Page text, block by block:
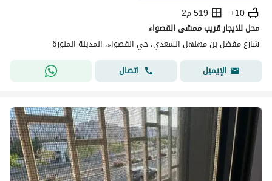
10+
519 م2
محل للايجار قريب ممشى القصواء
شارع مفضل بن مهلهل السعدي، حي القصواء، المدينة المنورة
الإيميل
اتصال